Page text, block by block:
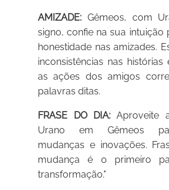
AMIZADE: Gêmeos, com
signo, confie na sua intuição
honestidade nas amizades.
inconsistências nas
as ações dos amigos
palavras ditas.
FRASE DO DIA: Aproveite
Urano em Gêmeos
mudanças e inovações.
mudança é o primeiro
transformação."